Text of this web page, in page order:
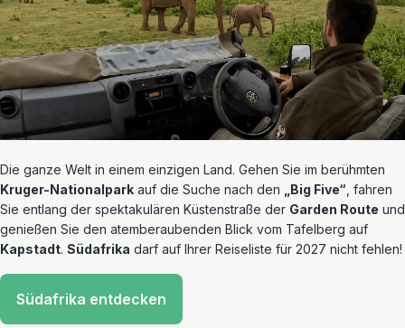
Die ganze Welt in einem einzigen Land. Gehen Sie im berühmten
Kruger-Nationalpark auf die Suche nach den „Big Five“ , fahren
Sie entlang der spektakulären Küstenstraße der Garden Route und
genießen Sie den atemberaubenden Blick vom Tafelberg auf
Kapstadt. Südafrika darf auf Ihrer Reiseliste für 2027 nicht fehlen!
Südafrika entdecken